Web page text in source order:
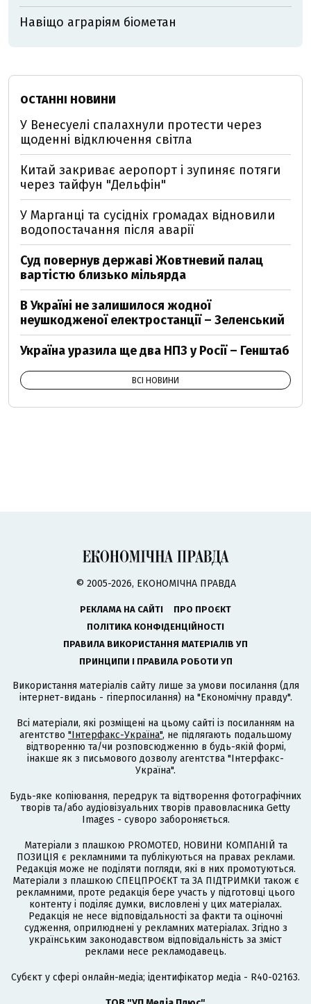
Навіщо аграріям біометан
ОСТАННІ НОВИНИ
У Венесуелі спалахнули протести через
щоденні відключення світла
Китай закриває аеропорт і зупиняє потяги
через тайфун "Дельфін"
У Марганці та сусідніх громадах відновили
водопостачання після аварії
Суд повернув державі Жовтневий палац
вартістю близько мільярда
В Україні не залишилося жодної
неушкодженої електростанції – Зеленський
Україна уразила ще два НПЗ у Росії – Генштаб
ВСІ НОВИНИ
© 2005-2026, ЕКОНОМІЧНА ПРАВДА
РЕКЛАМА НА САЙТІ
ПРО ПРОЄКТ
ПОЛІТИКА КОНФІДЕНЦІЙНОСТІ
ПРАВИЛА ВИКОРИСТАННЯ МАТЕРІАЛІВ УП
ПРИНЦИПИ І ПРАВИЛА РОБОТИ УП
Використання матеріалів сайту лише за умови посилання (для
інтернет-видань - гіперпосилання) на "Економічну правду".
Всі матеріали, які розміщені на цьому сайті із посиланням на
агентство "Інтерфакс-Україна", не підлягають подальшому
відтворенню та/чи розповсюдженню в будь-якій формі,
інакше як з письмового дозволу агентства "Інтерфакс-
Україна".
Будь-яке копіювання, передрук та відтворення фотографічних
творів та/або аудіовізуальних творів правовласника Getty
Images - суворо забороняється.
Матеріали з плашкою PROMOTED, НОВИНИ КОМПАНІЙ та
ПОЗИЦІЯ є рекламними та публікуються на правах реклами.
Редакція може не поділяти погляди, які в них промотуються.
Матеріали з плашкою СПЕЦПРОЄКТ та ЗА ПІДТРИМКИ також є
рекламними, проте редакція бере участь у підготовці цього
контенту і поділяє думки, висловлені у цих матеріалах.
Редакція не несе відповідальності за факти та оціночні
судження, оприлюднені у рекламних матеріалах. Згідно з
українським законодавством відповідальність за зміст
реклами несе рекламодавець.
Cубєкт у сфері онлайн-медіа; ідентифікатор медіа - R40-02163.